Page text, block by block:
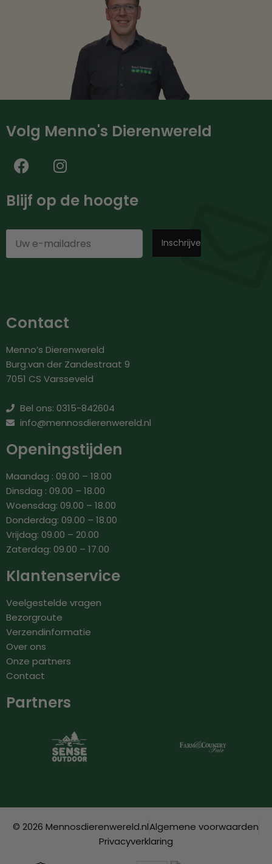
Volg Menno's Dierenwereld
Blijf op de hoogte
Contact
Menno’s Dierenwereld
Burg.van der Zandestraat 9
7051 CS Varsseveld
Bel ons: 0315-842604
info@mennosdierenwereld.nl
Openingstijden
Maandag : 09.00 – 18.00
Dinsdag : 09.00 – 18.00
Woensdag: 09.00 – 18.00
Donderdag: 09.00 – 18.00
Vrijdag: 09.00 – 20.00
Zaterdag: 09.00 – 17.00
Klantenservice
Veelgestelde vragen
Bezorgroute
Verzendinformatie
Over ons
Onze partners
Contact
Partners
© 2026 Mennosdierenwereld.nlAlgemene voorwaarden
Privacyverklaring